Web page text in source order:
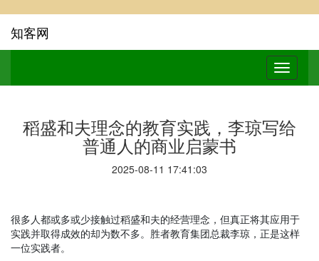
知客网
稻盛和夫理念的教育实践，李琼写给
普通人的商业启蒙书
2025-08-11 17:41:03
很多人都或多或少接触过稻盛和夫的经营理念 ， 但真正将其应用于
实践并取得成效的却为数不多。胜者教育集团总裁李琼，正是这样
一位实践者。